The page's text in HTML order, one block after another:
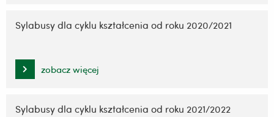
Sylabusy dla cyklu kształcenia od roku 2020/2021
zobacz więcej
Sylabusy dla cyklu kształcenia od roku 2021/2022